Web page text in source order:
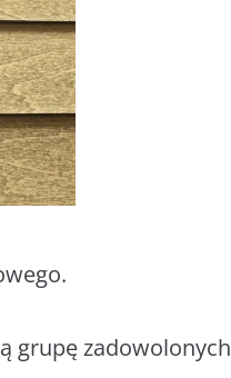
grupę zadowolonych